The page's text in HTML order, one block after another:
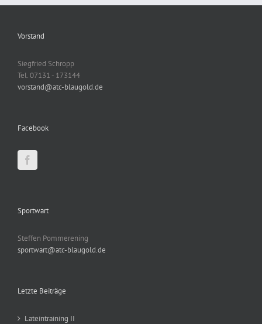
Vorstand
Siegfried Schropp
Tel. 07131 - 173144
vorstand@atc-blaugold.de
Facebook
Sportwart
Steffen Pommerening
sportwart@atc-blaugold.de
Letzte Beiträge
Lateintraining II